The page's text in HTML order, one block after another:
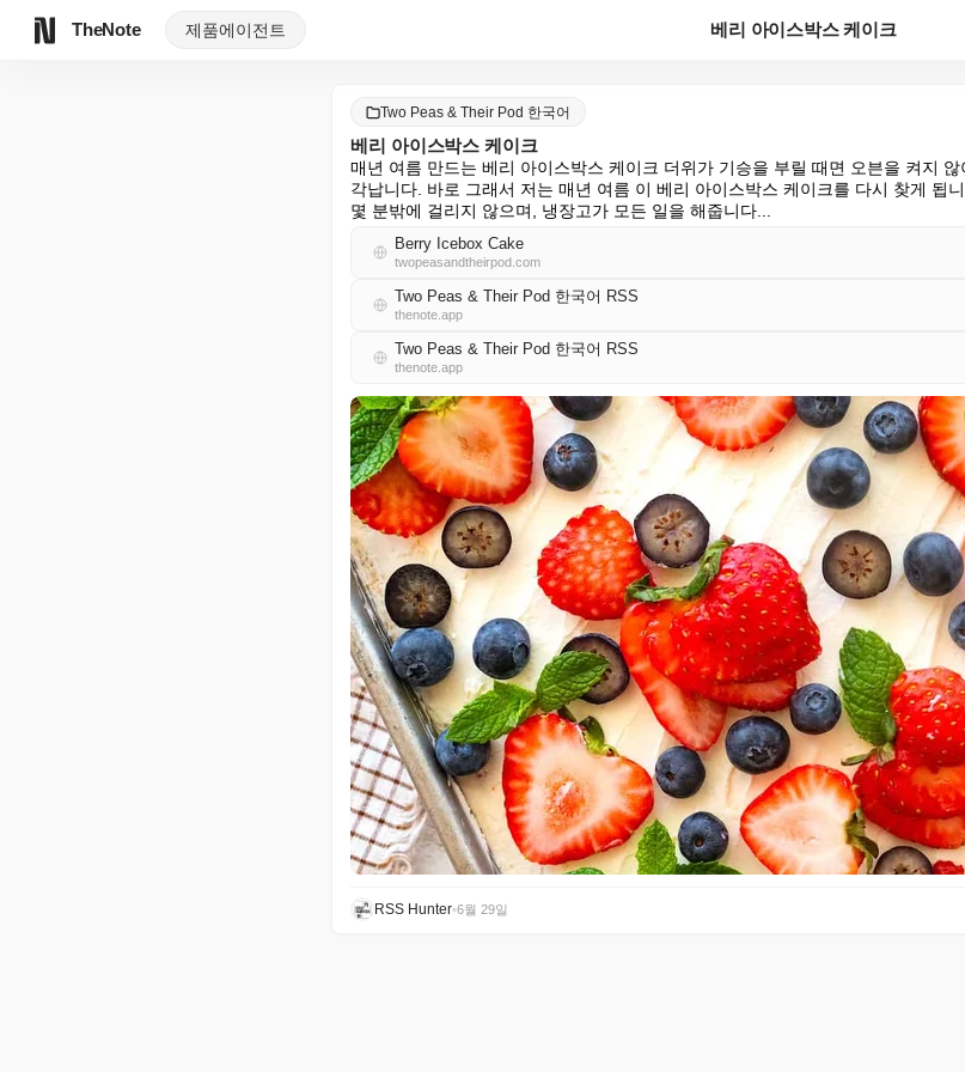
TheNote 제품에이전트 베리 아이스박스 케이크
Two Peas & Their Pod 한국어
베리 아이스박스 케이크
매년 여름 만드는 베리 아이스박스 케이크 더위가 기승을 부릴 때면 오븐을 켜지
각납니다. 바로 그래서 저는 매년 여름 이 베리 아이스박스 케이크를 다시 찾게 됩
몇 분밖에 걸리지 않으며, 냉장고가 모든 일을 해줍니다...
Berry Icebox Cake
twopeasandtheirpod.com
Two Peas & Their Pod 한국어 RSS
thenote.app
Two Peas & Their Pod 한국어 RSS
thenote.app
RSS Hunter•6월 29일